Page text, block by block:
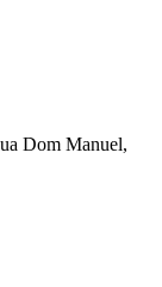
Dom Manuel,